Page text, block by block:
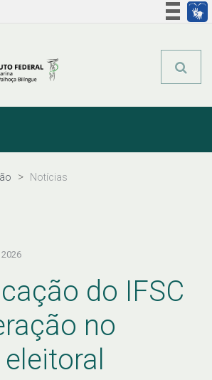
Notícias
2026
do IFSC
no